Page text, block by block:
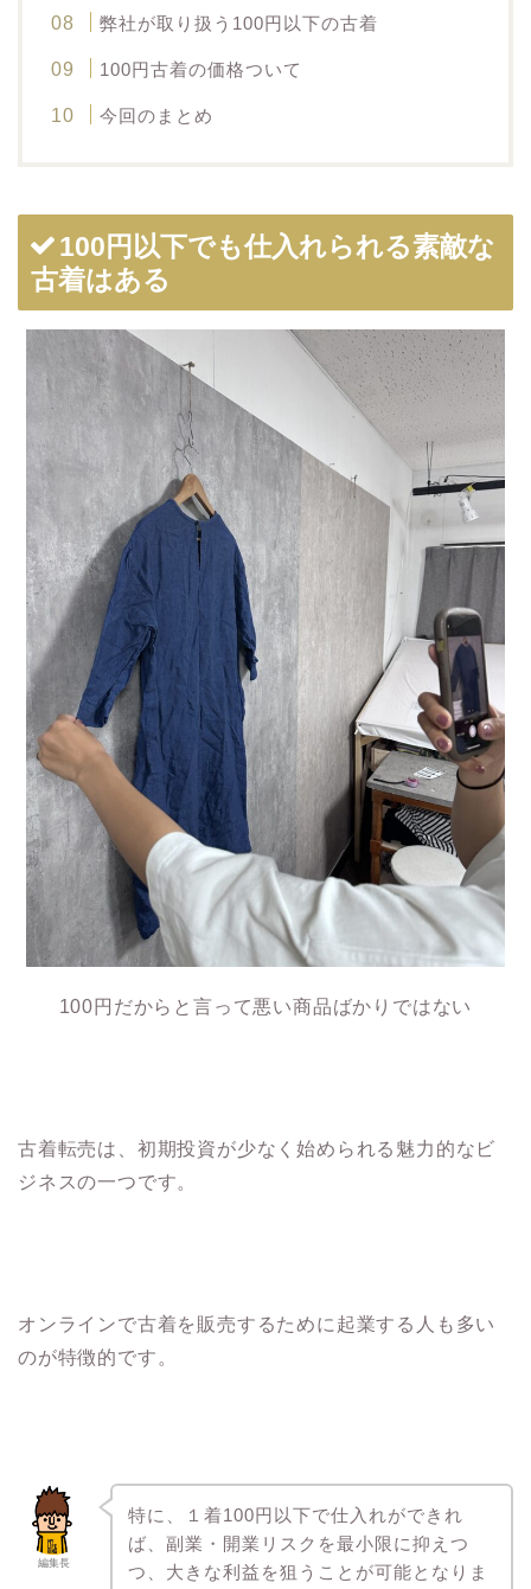
弊社が取り扱う100円以下の古着
100円古着の価格ついて
今回のまとめ
100円以下でも仕入れられる素敵な
古着はある
100円だからと言って悪い商品ばかりではない
古着転売は、初期投資が少なく始められる魅力的なビ
ジネスの一つです。
オンラインで古着を販売するために起業する人も多い
のが特徴的です。
編集長
特に、１着100円以下で仕入れができれ
ば、副業・開業リスクを最小限に抑えつ
つ、大きな利益を狙うことが可能となりま